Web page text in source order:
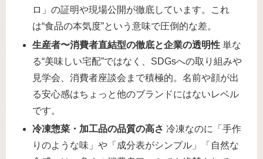
ロ」の証明や現場公開が徹底しています。これ
は“食品の本気度”という意味で圧倒的な差。
生産者〜消費者直結型の徹底と企業の透明性 単な
る“美味しい宅配”ではなく、SDGsへの取り組みや
見学会、消費者座談会まで積極的。名前や顔が出
る安心感はちょっと他のブランドにはないレベル
です。
冷凍惣菜・加工品の品質の高さ 冷凍なのに「手作
りのような味」や「成分表がシンプル」「自然な